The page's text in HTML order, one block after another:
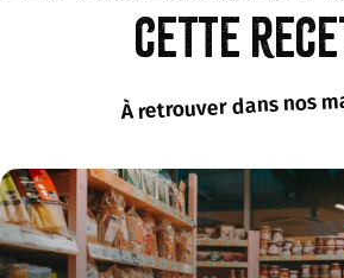
cette
À retrouver dans nos